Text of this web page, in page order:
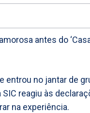
antes do
entrou no jantar de
SIC reagiu às
na experiência.